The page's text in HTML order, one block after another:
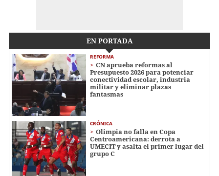
EN PORTADA
REFORMA
CN aprueba reformas al
Presupuesto 2026 para potenciar
conectividad escolar, industria
militar y eliminar plazas
fantasmas
CRÓNICA
Olimpia no falla en Copa
Centroamericana: derrota a
UMECIT y asalta el primer lugar del
grupo C